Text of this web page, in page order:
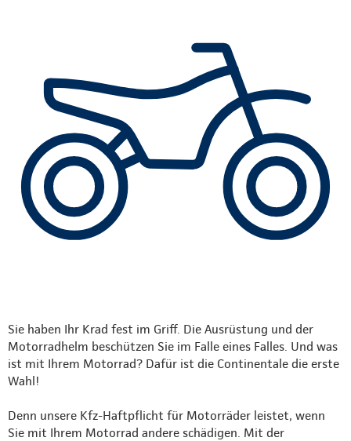
Sie haben Ihr Krad fest im Griff. Die Ausrüstung und der
Motorradhelm beschützen Sie im Falle eines Falles. Und was
ist mit Ihrem Motorrad? Dafür ist die Continentale die erste
Wahl!
Denn unsere Kfz-Haftpflicht für Motorräder leistet, wenn
Sie mit Ihrem Motorrad andere schädigen. Mit der